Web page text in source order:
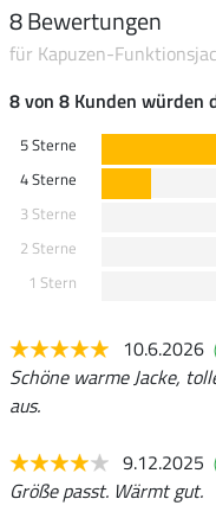
8 Bewertungen
für Kapuzen-
8 von 8 Kunden würden
5 Sterne
4 Sterne
3 Sterne
2 Sterne
1 Stern
10.6.2026
Schöne warme Jacke,
aus.
9.12.2025
Größe passt. Wärmt gut.